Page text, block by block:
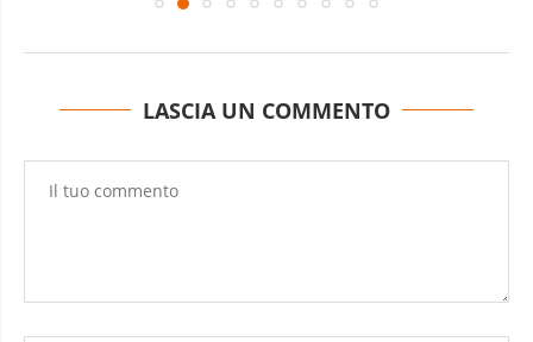
LASCIA UN COMMENTO